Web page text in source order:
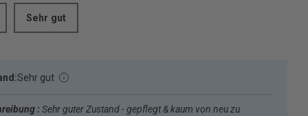
Sehr gut
Sehr gut
:Sehr guter Zustand - gepflegt & kaum von neu zu